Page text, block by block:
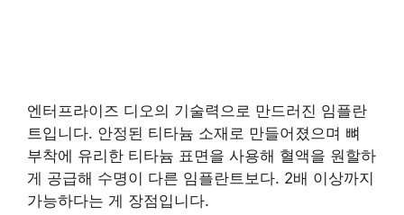
엔터프라이즈 디오의 기술력으로 만드러진 임플란
트입니다. 안정된 티타늄 소재로 만들어졌으며 뼈
부착에 유리한 티타늄 표면을 사용해 혈액을 원할하
게 공급해 수명이 다른 임플란트보다. 2배 이상까지
가능하다는 게 장점입니다.